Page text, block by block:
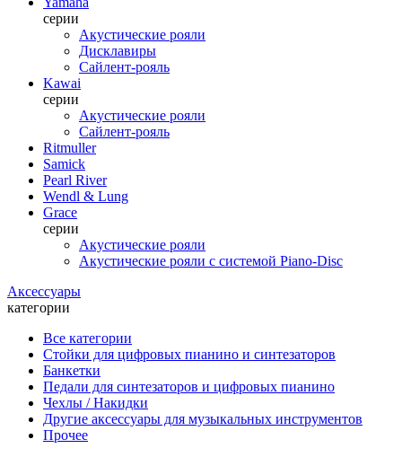
серии
Акустические рояли
Дисклавиры
Сайлент-рояль
Kawai
серии
Акустические рояли
Сайлент-рояль
Ritmuller
Samick
Pearl River
Wendl & Lung
Grace
серии
Акустические рояли
Акустические рояли с системой Piano-Disc
Аксессуары
категории
Все категории
Стойки для цифровых пианино и синтезаторов
Банкетки
Педали для синтезаторов и цифровых пианино
Чехлы / Накидки
Другие аксессуары для музыкальных инструментов
Прочее